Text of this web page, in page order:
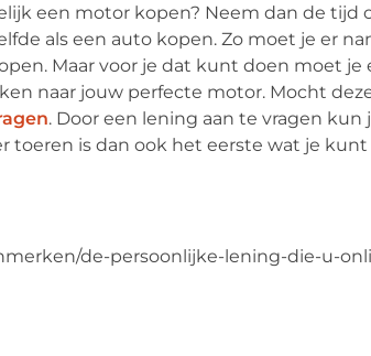
een motor kopen? Neem dan de tijd
als een auto kopen. Zo moet je er
Maar voor je dat kunt doen moet je
naar jouw perfecte motor. Mocht
. Door een lening aan te vragen kun
is dan ook het eerste wat je kunt
de-persoonlijke-lening-die-u-